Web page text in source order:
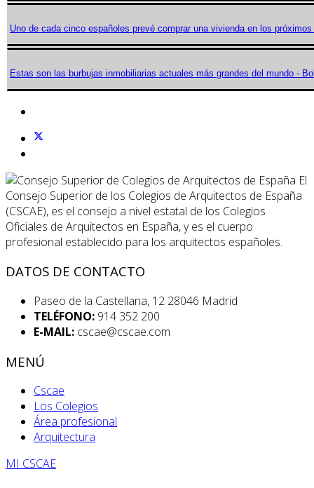
Uno de cada cinco españoles prevé comprar una vivienda en los
Estas son las burbujas inmobiliarias actuales más grandes del mundo -
El
Consejo Superior de los Colegios de Arquitectos de España
(CSCAE), es el consejo a nivel estatal de los Colegios
Oficiales de Arquitectos en España, y es el cuerpo
profesional establecido para los arquitectos españoles.
DATOS DE CONTACTO
Paseo de la Castellana, 12 28046 Madrid
TELÉFONO: 914 352 200
E-MAIL: cscae@cscae.com
MENÚ
Cscae
Los Colegios
Área profesional
Arquitectura
MI CSCAE